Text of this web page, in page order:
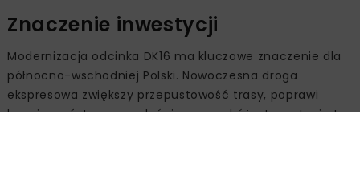
Znaczenie inwestycji
Modernizacja odcinka DK16 ma kluczowe znaczenie dla
północno-wschodniej Polski. Nowoczesna droga
ekspresowa zwiększy przepustowość trasy, poprawi
bezpieczeństwo oraz skróci czas podróży. Inwestycja ta